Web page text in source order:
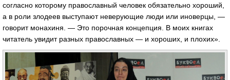
согласно которому православный человек обязательно хороший,
а в роли злодеев выступают неверующие люди или иноверцы, —
говорит монахиня. — Это порочная концепция. В моих книгах
читатель увидит разных православных — и хороших, и плохих».